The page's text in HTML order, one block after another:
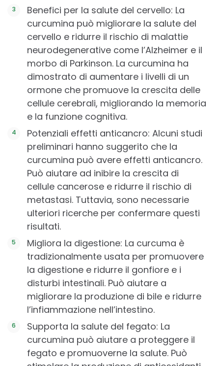
Benefici per la salute del cervello: La
curcumina può migliorare la salute del
cervello e ridurre il rischio di malattie
neurodegenerative come l’Alzheimer e il
morbo di Parkinson. La curcumina ha
dimostrato di aumentare i livelli di un
ormone che promuove la crescita delle
cellule cerebrali, migliorando la memoria
e la funzione cognitiva.
Potenziali effetti anticancro: Alcuni studi
preliminari hanno suggerito che la
curcumina può avere effetti anticancro.
Può aiutare ad inibire la crescita di
cellule cancerose e ridurre il rischio di
metastasi. Tuttavia, sono necessarie
ulteriori ricerche per confermare questi
risultati.
Migliora la digestione: La curcuma è
tradizionalmente usata per promuovere
la digestione e ridurre il gonfiore e i
disturbi intestinali. Può aiutare a
migliorare la produzione di bile e ridurre
l’infiammazione nell’intestino.
Supporta la salute del fegato: La
curcumina può aiutare a proteggere il
fegato e promuoverne la salute. Può